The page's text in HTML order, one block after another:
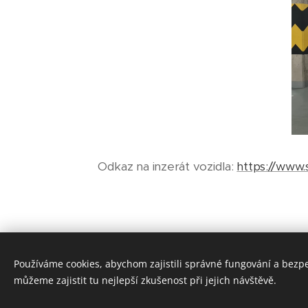
Odkaz na inzerát vozidla: https://
Používáme cookies, abychom zajistili správné fungování a
můžeme zajistit tu nejlepší zkušenost při jejich návštěvě.